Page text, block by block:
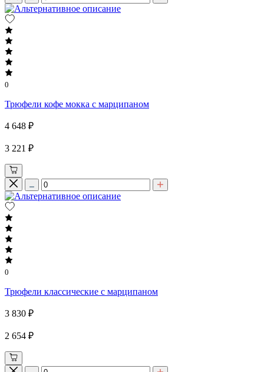
0
Трюфели кофе мокка с марципаном
4 648 ₽
3 221 ₽
0
Трюфели классические с марципаном
3 830 ₽
2 654 ₽